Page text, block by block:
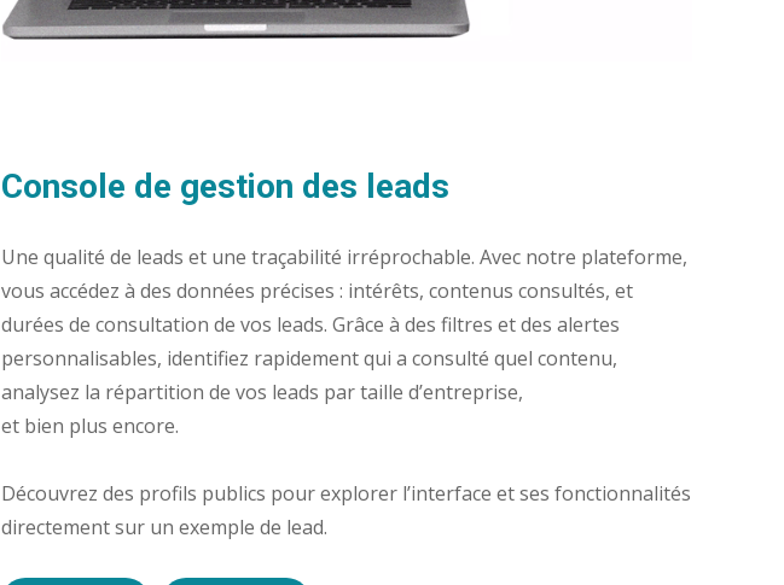
Console de gestion des leads
Une qualité de leads et une traçabilité irréprochable. Avec notre plateforme,
vous accédez à des données précises : intérêts, contenus consultés, et
durées de consultation de vos leads. Grâce à des filtres et des alertes
personnalisables, identifiez rapidement qui a consulté quel contenu,
analysez la répartition de vos leads par taille d’entreprise,
et bien plus encore.
Découvrez des profils publics pour explorer l’interface et ses fonctionnalités
directement sur un exemple de lead.